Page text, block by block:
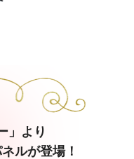
」より
ルが登場！